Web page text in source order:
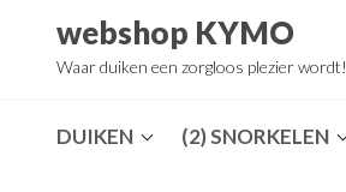
webshop KYMO
Waar duiken een zorgloos plezier wordt!
DUIKEN (2) SNORKELEN